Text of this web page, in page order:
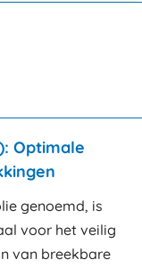
Optimale
genoemd, is
voor het veilig
van breekbare